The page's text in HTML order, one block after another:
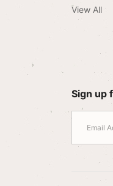
View All
Sign up